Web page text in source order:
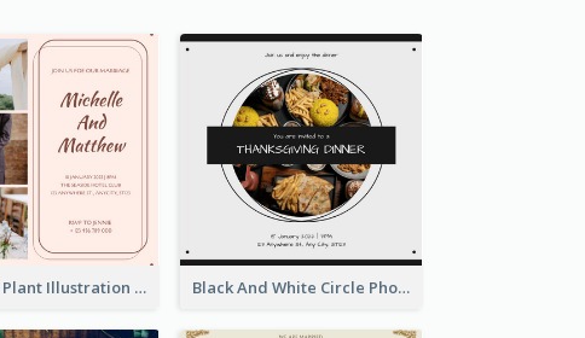
Pink With Plant Illustration Wedding Party Invitation Black And White Circle Photo Thanksgiving Dinner Invitation